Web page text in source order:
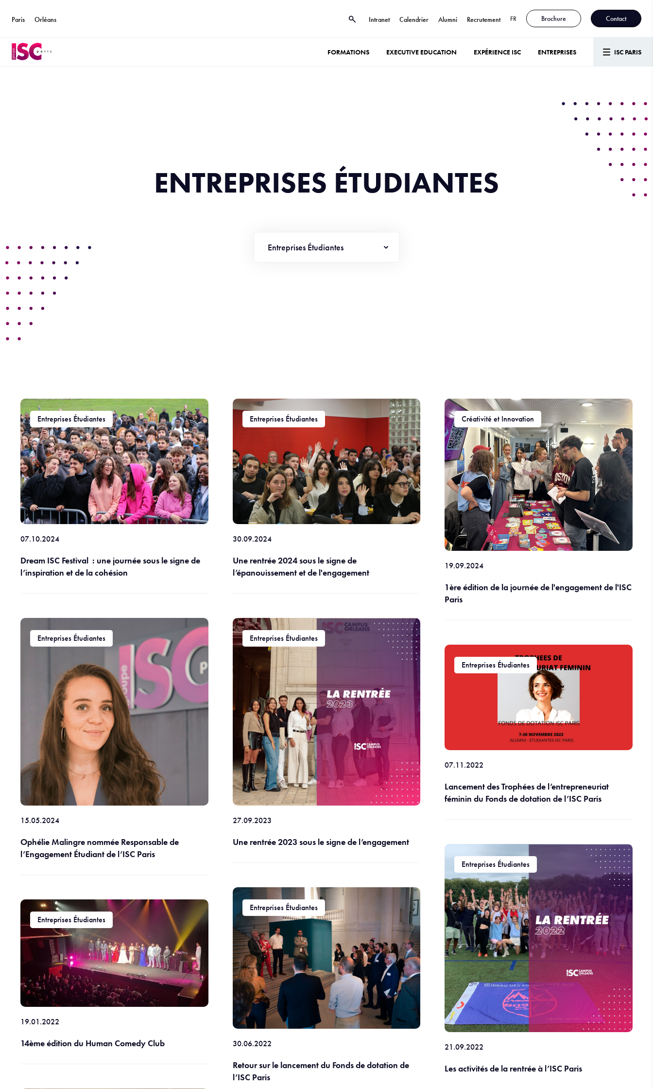
Paris Orléans Intranet Calendrier Alumni Recrutement FR Brochure Contact
FORMATIONS EXECUTIVE EDUCATION EXPÉRIENCE ISC ENTREPRISES ISC PARIS
ENTREPRISES ÉTUDIANTES
Entreprises Étudiantes
07.10.2024
Dream ISC Festival : une journée sous le signe de
l’inspiration et de la cohésion
Entreprises Étudiantes
30.09.2024
Une rentrée 2024 sous le signe de
l’épanouissement et de l'engagement
Entreprises Étudiantes
19.09.2024
1ère édition de la journée de l'engagement de l'ISC
Paris
Créativité et Innovation
15.05.2024
Ophélie Malingre nommée Responsable de
l’Engagement Étudiant de l’ISC Paris
Entreprises Étudiantes
27.09.2023
Une rentrée 2023 sous le signe de l’engagement
Entreprises Étudiantes
07.11.2022
Lancement des Trophées de l’entrepreneuriat
féminin du Fonds de dotation de l’ISC Paris
Entreprises Étudiantes
21.09.2022
Les activités de la rentrée à l’ISC Paris
Entreprises Étudiantes
30.06.2022
Retour sur le lancement du Fonds de dotation de
l’ISC Paris
Entreprises Étudiantes
19.01.2022
14ème édition du Human Comedy Club
Entreprises Étudiantes